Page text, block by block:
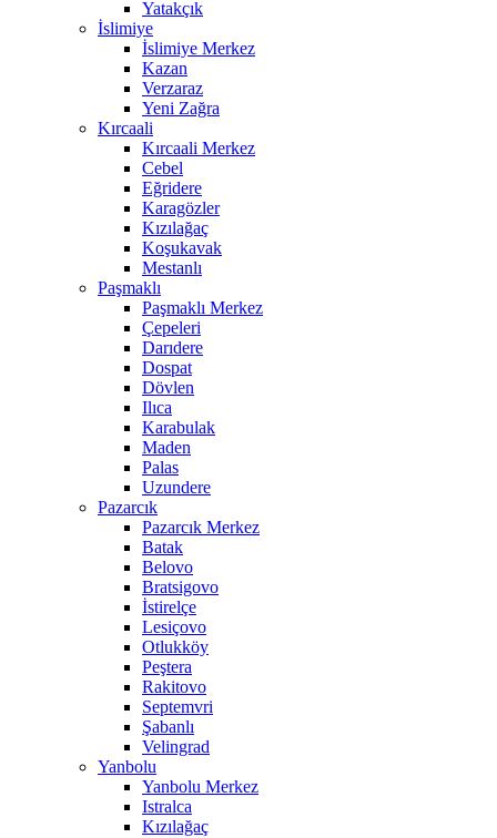
Yatakçık
İslimiye
İslimiye Merkez
Kazan
Verzaraz
Yeni Zağra
Kırcaali
Kırcaali Merkez
Cebel
Eğridere
Karagözler
Kızılağaç
Koşukavak
Mestanlı
Paşmaklı
Paşmaklı Merkez
Çepeleri
Darıdere
Dospat
Dövlen
Ilıca
Karabulak
Maden
Palas
Uzundere
Pazarcık
Pazarcık Merkez
Batak
Belovo
Bratsigovo
İstirelçe
Lesiçovo
Otlukköy
Peştera
Rakitovo
Septemvri
Şabanlı
Velingrad
Yanbolu
Yanbolu Merkez
Istralca
Kızılağaç